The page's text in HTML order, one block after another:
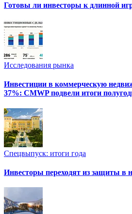
Готовы ли инвесторы к длинной
Исследования рынка
Инвестиции в коммерческую
37%: CMWP подвели итоги
Спецвыпуск: итоги года
Инвесторы переходят из защиты в